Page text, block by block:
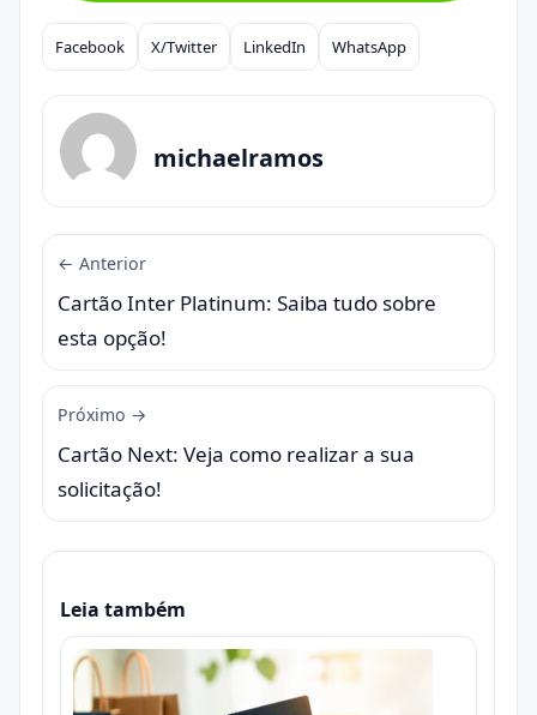
Compartilhar
Facebook X/Twitter LinkedIn WhatsApp
michaelramos
← Anterior
Cartão Inter Platinum: Saiba tudo sobre
esta opção!
Próximo →
Cartão Next: Veja como realizar a sua
solicitação!
Leia também